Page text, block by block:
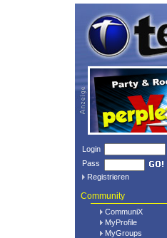
Login
Pass
Registrieren
Community
CommuniX
MyProfile
MyGroups